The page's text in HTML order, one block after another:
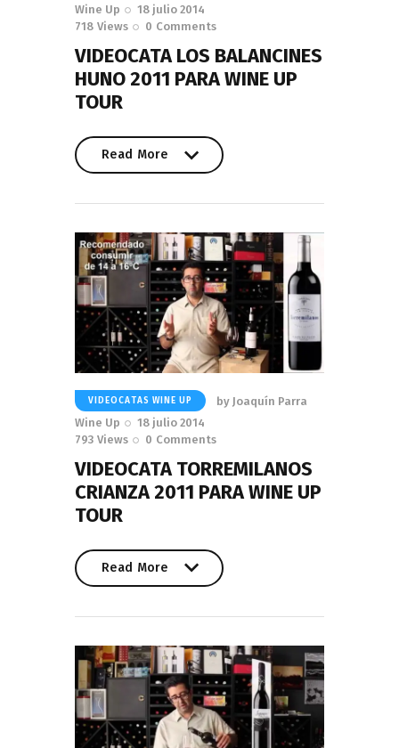
Wine Up
18 julio 2014
718 Views 0 Comments
VIDEOCATA LOS BALANCINES
HUNO 2011 PARA WINE UP
TOUR
Read More
VIDEOCATAS WINE UP by Joaquín Parra
Wine Up
18 julio 2014
793 Views 0 Comments
VIDEOCATA TORREMILANOS
CRIANZA 2011 PARA WINE UP
TOUR
Read More